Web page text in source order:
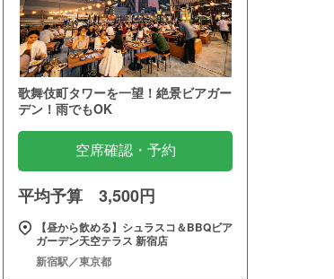
歌舞伎町タワーを一望！絶景ビアガー
デン！雨でもOK
空席確認・予約
平均予算 3,500円
【昼から飲める】シュラスコ＆BBQビア
ガーデン天空テラス 新宿店
新宿駅／東京都